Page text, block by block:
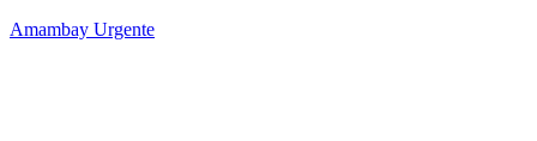
Amambay Urgente